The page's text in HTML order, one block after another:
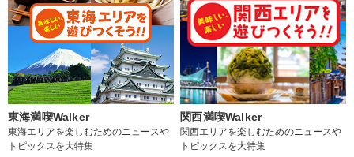
東海満喫Walker
東海エリアを楽しむためのニュースや
トピックスを大特集
関西満喫Walker
関西エリアを楽しむためのニュースや
トピックスを大特集